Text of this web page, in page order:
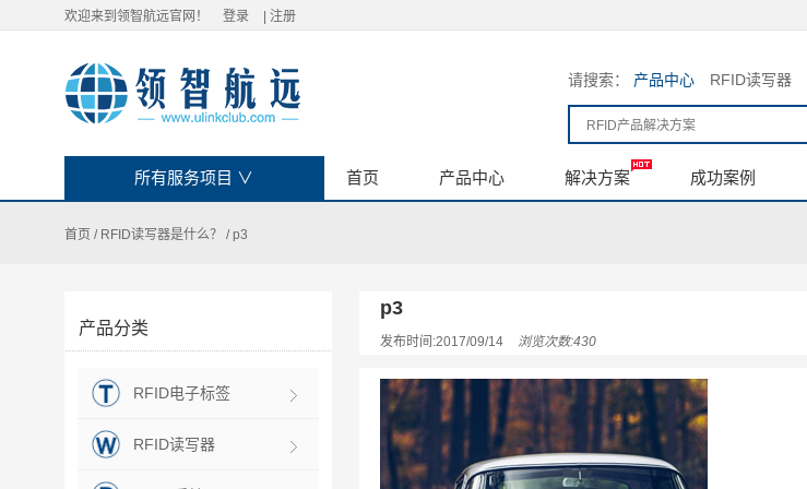
欢迎来到领智航远官网！ 登录 注册
请搜索： 产品中心 RFID读写器
所有服务项目 ∨ 首页 产品中心 解决方案 成功案例
首页 / RFID读写器是什么？ /p3
产品分类
RFID电子标签
RFID读写器
p3
发布时间:2017/09/14 浏览次数:430